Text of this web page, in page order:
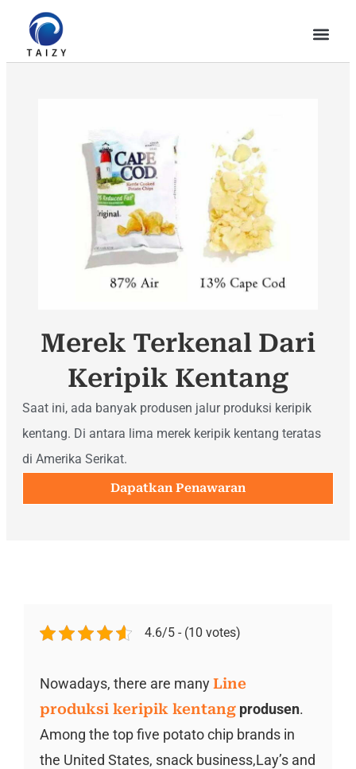
Merek Terkenal Dari
Keripik Kentang
Saat ini, ada banyak produsen jalur produksi keripik
kentang. Di antara lima merek keripik kentang teratas
di Amerika Serikat.
Dapatkan Penawaran
4.6/5 - (10 votes)
Nowadays, there are manyLine
produksi keripik kentangprodusen.
Among the top five potato chip brands in
the United States, snack business,Lay’s and